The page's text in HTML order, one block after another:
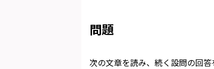
問題
次の文章を読み、続く設問の回